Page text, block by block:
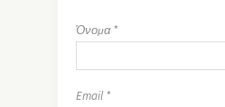
Όνομα *
Email *